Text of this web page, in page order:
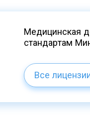
Медицинская
стандартам
Все